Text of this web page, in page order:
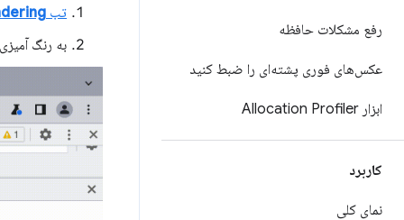
رفع مشکلات حافظه
عکس‌های فوری پشته‌ای را ضبط کنید
ابزار Allocation Profiler
کاربرد
نمای کلی
تب
به رنگ